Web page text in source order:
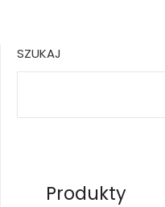
SZUKAJ
Produkty